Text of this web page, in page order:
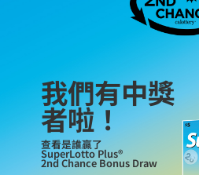
我們有中獎
者啦！
查看是誰贏了
SuperLotto Plus®
2nd Chance Bonus Draw